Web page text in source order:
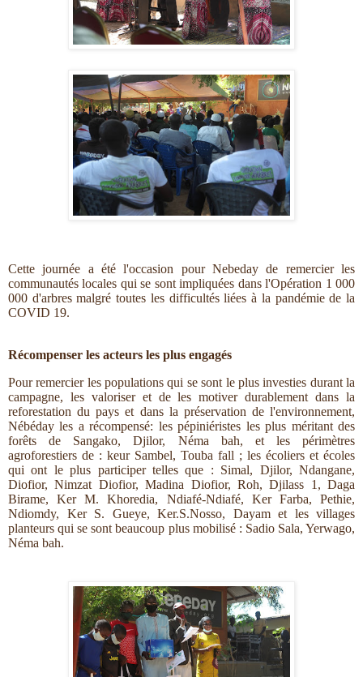
Cette journée a été l'occasion pour Nebeday de remercier les
communautés locales qui se sont impliquées dans l'Opération 1 000
000 d'arbres malgré toutes les difficultés liées à la pandémie de la
COVID 19.
Récompenser les acteurs les plus engagés
Pour remercier les populations qui se sont le plus investies durant la
campagne, les valoriser et de les motiver durablement dans la
reforestation du pays et dans la préservation de l'environnement,
Nébéday les a récompensé: les pépiniéristes les plus méritant des
forêts de Sangako, Djilor, Néma bah, et les périmètres
agroforestiers de : keur Sambel, Touba fall ; les écoliers et écoles
qui ont le plus participer telles que : Simal, Djilor, Ndangane,
Diofior, Nimzat Diofior, Madina Diofior, Roh, Djilass 1, Daga
Birame, Ker M. Khoredia, Ndiafé-Ndiafé, Ker Farba, Pethie,
Ndiomdy, Ker S. Gueye, Ker.S.Nosso, Dayam et les villages
planteurs qui se sont beaucoup plus mobilisé : Sadio Sala, Yerwago,
Néma bah.